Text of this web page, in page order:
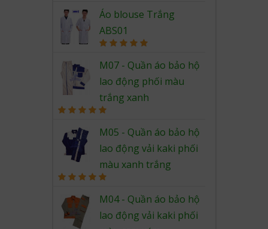
out of 5
Áo blouse Trắng
ABS01
out of 5
M07 - Quần áo bảo hộ
lao động phối màu
trắng xanh
out of 5
M05 - Quần áo bảo hộ
lao động vải kaki phối
màu xanh trắng
out of 5
M04 - Quần áo bảo hộ
lao động vải kaki phối